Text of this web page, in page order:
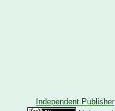
Independent Publisher